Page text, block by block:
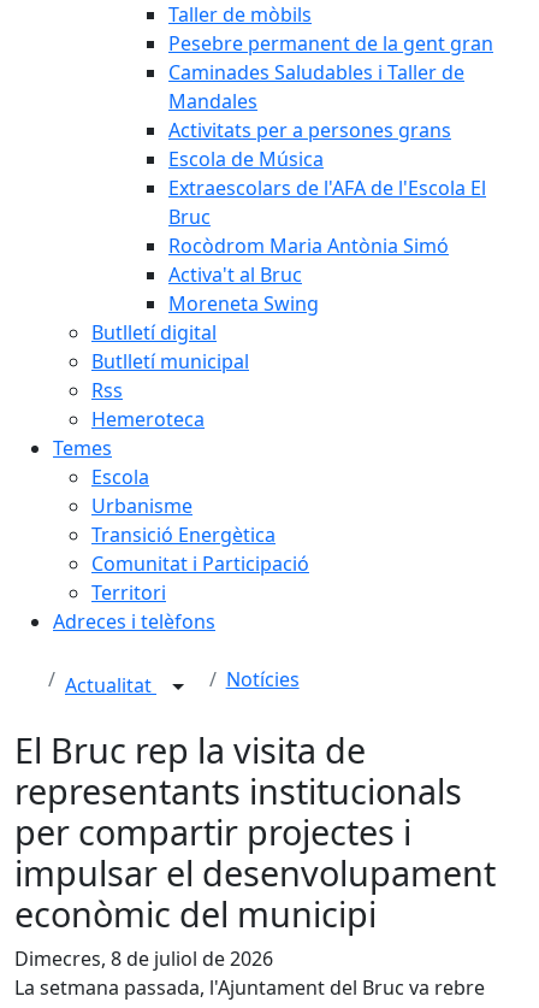
Taller de mòbils
Pesebre permanent de la gent gran
Caminades Saludables i Taller de
Mandales
Activitats per a persones grans
Escola de Música
Extraescolars de l'AFA de l'Escola El
Bruc
Rocòdrom Maria Antònia Simó
Activa't al Bruc
Moreneta Swing
Butlletí digital
Butlletí municipal
Rss
Hemeroteca
Temes
Escola
Urbanisme
Transició Energètica
Comunitat i Participació
Territori
Adreces i telèfons
Actualitat Notícies
El Bruc rep la visita de
representants institucionals
per compartir projectes i
impulsar el desenvolupament
econòmic del municipi
Dimecres, 8 de juliol de 2026
La setmana passada, l'Ajuntament del Bruc va rebre